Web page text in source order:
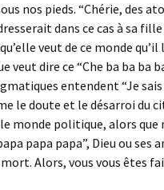
nos pieds. “Chérie, des
dans ce cas à sa
veut de ce monde qu’il
veut dire ce “Che ba ba ba
entendent “Je sais
le doute et le désarroi du
monde politique, alors que
papa papa”, Dieu ou ses
Alors, vous vous êtes